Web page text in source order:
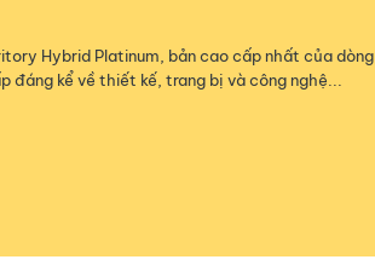
Hybrid Platinum, bản cao cấp nhất của dòng
đáng kể về thiết kế, trang bị và công nghệ...